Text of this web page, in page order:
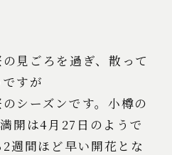
見ごろを過ぎ、散って
すが
シーズンです。小樽の
開は4月27日のようで
週間ほど早い開花とな